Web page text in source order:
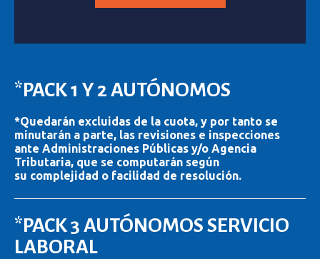
*PACK 1 Y 2 AUTÓNOMOS
*Quedarán excluidas de la cuota, y por tanto se
minutarán a parte, las revisiones e inspecciones
ante Administraciones Públicas y/o Agencia
Tributaria, que se computarán según
su complejidad o facilidad de resolución.
*PACK 3 AUTÓNOMOS SERVICIO
LABORAL